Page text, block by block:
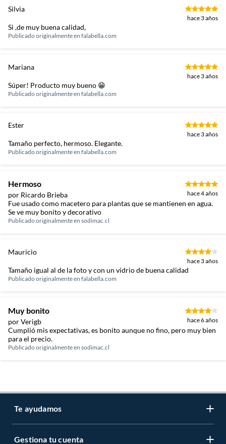
Silvia
hace 3 años
Si ,de muy buena calidad,
Publicado originalmente en falabella.com
Mariana
hace 3 años
Súper! Producto muy bueno 😁
Publicado originalmente en falabella.com
Ester
hace 3 años
Tamaño perfecto, hermoso. Elegante.
Publicado originalmente en falabella.com
Hermoso
por Ricardo Brieba hace 4 años
Fue usado como macetero para plantas que se mantienen en agua.
Se ve muy bonito y decorativo
Publicado originalmente en sodimac.cl
Mauricio
hace 3 años
Tamaño igual al de la foto y con un vidrio de buena calidad
Publicado originalmente en falabella.com
Muy bonito
por Verigb hace 6 años
Cumplió mis expectativas, es bonito aunque no fino, pero muy bien
para el precio.
Publicado originalmente en sodimac.cl
Te ayudamos
LIbro de reclamaciones
Gestiona tu cuenta